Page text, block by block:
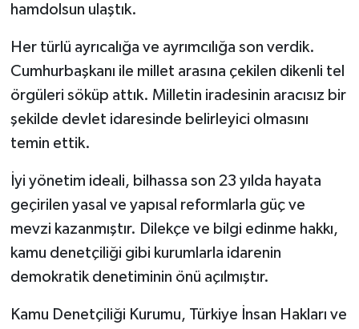
hamdolsun ulaştık.
Her türlü ayrıcalığa ve ayrımcılığa son verdik.
Cumhurbaşkanı ile millet arasına çekilen dikenli tel
örgüleri söküp attık. Milletin iradesinin aracısız bir
şekilde devlet idaresinde belirleyici olmasını
temin ettik.
İyi yönetim ideali, bilhassa son 23 yılda hayata
geçirilen yasal ve yapısal reformlarla güç ve
mevzi kazanmıştır. Dilekçe ve bilgi edinme hakkı,
kamu denetçiliği gibi kurumlarla idarenin
demokratik denetiminin önü açılmıştır.
Kamu Denetçiliği Kurumu, Türkiye İnsan Hakları ve